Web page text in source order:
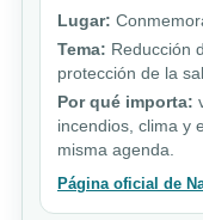
Lugar:
Tema: Reducción
protección de la
Por qué importa:
incendios, clima y
misma agenda.
Página oficial de